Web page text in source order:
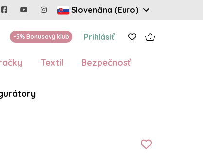
Slovenčina (Euro)
-5% Bonusový klub Prihlásiť
Textil
Bezpečnosť